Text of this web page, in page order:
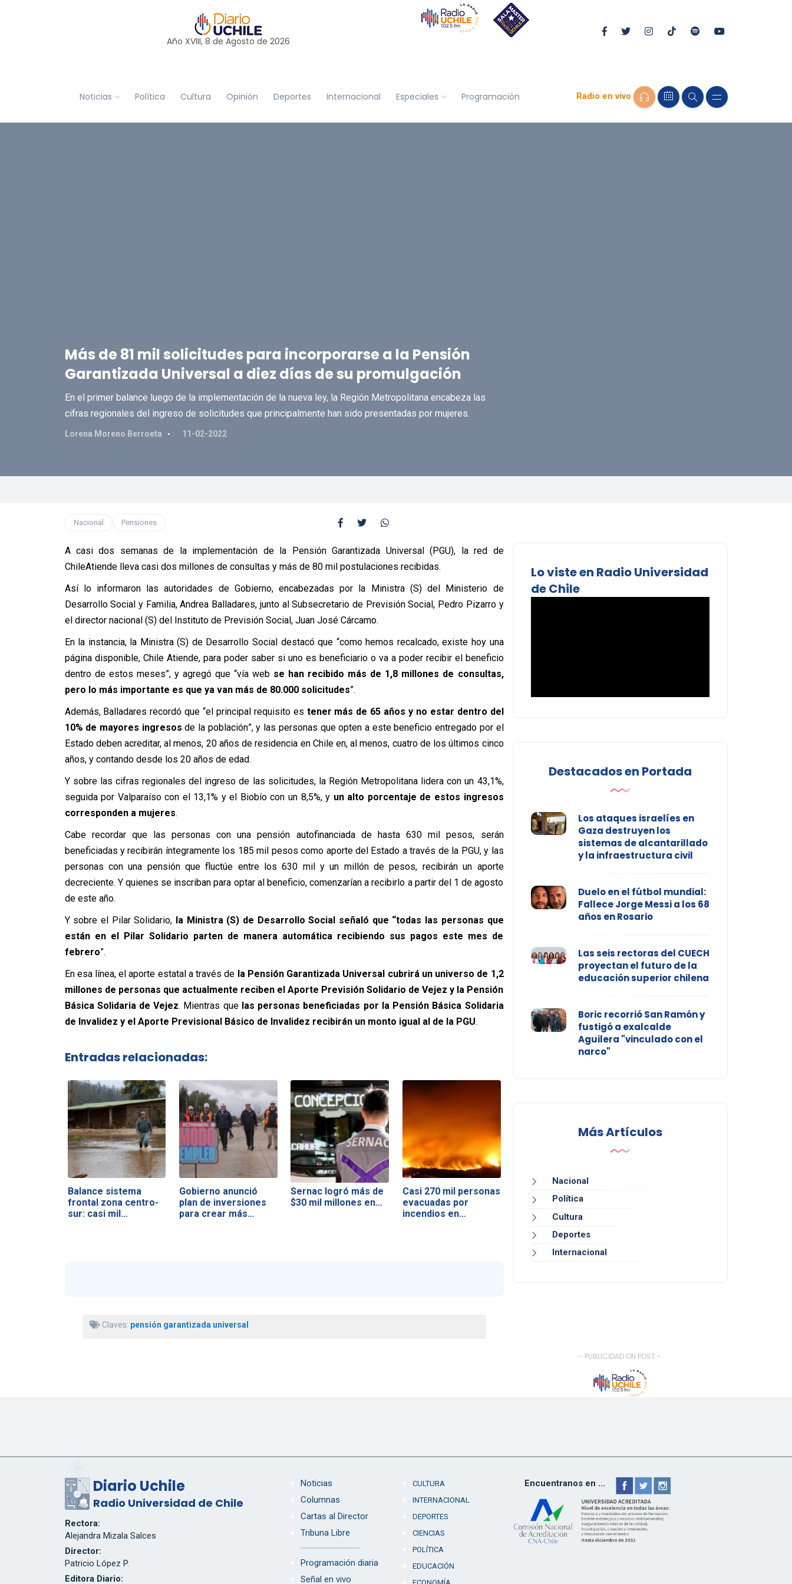
Año XVIII, 8 de Agosto de 2026
Noticias Política Cultura Opinión Deportes Internacional Especiales Programación Radio en vivo
Más de 81 mil solicitudes para incorporarse a la Pensión
Garantizada Universal a diez días de su promulgación
En el primer balance luego de la implementación de la nueva ley, la Región Metropolitana encabeza las
cifras regionales del ingreso de solicitudes que principalmente han sido presentadas por mujeres.
Lorena Moreno Berroeta 11-02-2022
Nacional Pensiones
A casi dos semanas de la implementación de la Pensión Garantizada Universal (PGU), la red de
ChileAtiende lleva casi dos millones de consultas y más de 80 mil postulaciones recibidas.
Así lo informaron las autoridades de Gobierno, encabezadas por la Ministra (S) del Ministerio de
Desarrollo Social y Familia, Andrea Balladares, junto al Subsecretario de Previsión Social, Pedro Pizarro y
el director nacional (S) del Instituto de Previsión Social, Juan José Cárcamo.
En la instancia, la Ministra (S) de Desarrollo Social destacó que “como hemos recalcado, existe hoy una
página disponible, Chile Atiende, para poder saber si uno es beneficiario o va a poder recibir el beneficio
dentro de estos meses”, y agregó que “vía web se han recibido más de 1,8 millones de consultas,
pero lo más importante es que ya van más de 80.000 solicitudes”.
Además, Balladares recordó que“el principal requisito es tener más de 65 años y no estar dentro del
10% de mayores ingresos de la población”, y las personas que opten a este beneficio entregado por el
Estado deben acreditar, al menos, 20 años de residencia en Chile en, al menos, cuatro de los últimos cinco
años, y contando desde los 20 años de edad.
Y sobre las cifras regionales del ingreso de las solicitudes, la Región Metropolitana lidera con un 43,1%,
seguida por Valparaíso con el 13,1% y el Biobío con un 8,5%, y un alto porcentaje de estos ingresos
corresponden a mujeres.
Cabe recordar que las personas con una pensión autofinanciada de hasta 630 mil pesos, serán
beneficiadas y recibirán íntegramente los 185 mil pesos como aporte del Estado a través de la PGU, y las
personas con una pensión que fluctúe entre los 630 mil y un millón de pesos, recibirán un aporte
decreciente. Y quienes se inscriban para optar al beneficio, comenzarían a recibirlo a partir del 1 de agosto
de este año.
Y sobre el Pilar Solidario, la Ministra (S) de Desarrollo Social señaló que “todas las personas que
están en el Pilar Solidario parten de manera automática recibiendo sus pagos este mes de
febrero”.
En esa línea, el aporte estatal a través de la Pensión Garantizada Universal cubrirá un universo de 1,2
millones de personas que actualmente reciben el Aporte Previsión Solidario de Vejez y la Pensión
Básica Solidaria de Vejez. Mientras que las personas beneficiadas por la Pensión Básica Solidaria
de Invalidez y el Aporte Previsional Básico de Invalidez recibirán un monto igual al de la PGU.
Entradas relacionadas:
Balance sistema
frontal zona centro-
sur: casi mil…
Gobierno anunció
plan de inversiones
para crear más…
Sernac logró más de
$30 mil millones en…
Casi 270 mil personas
evacuadas por
incendios en…
Claves: pensión garantizada universal
Lo viste en Radio Universidad
de Chile
Destacados en Portada
Los ataques israelíes en
Gaza destruyen los
sistemas de alcantarillado
y la infraestructura civil
Duelo en el fútbol mundial:
Fallece Jorge Messi a los 68
años en Rosario
Las seis rectoras del CUECH
proyectan el futuro de la
educación superior chilena
Boric recorrió San Ramón y
fustigó a exalcalde
Aguilera "vinculado con el
narco"
Más Artículos
Nacional
Política
Cultura
Deportes
Internacional
- PUBLICIDAD ON POST -
Diario Uchile
Radio Universidad de Chile
Rectora:
Alejandra Mizala Salces
Director:
Patricio López P.
Editora Diario:
Noticias
Columnas
Cartas al Director
Tribuna Libre
Programación diaria
Señal en vivo
CULTURA
INTERNACIONAL
DEPORTES
CIENCIAS
POLÍTICA
EDUCACIÓN
Encuentranos en ...